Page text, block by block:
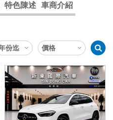
特色陳述 車商介紹